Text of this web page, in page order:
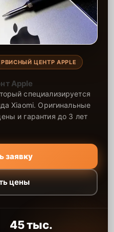
ЦЕНТР APPLE
Apple
специализируется
Xiaomi. Оригинальные
и гарантия до 3 лет
заявку
цены
45 тыс.